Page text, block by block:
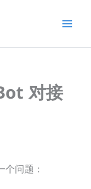
对接
问题：